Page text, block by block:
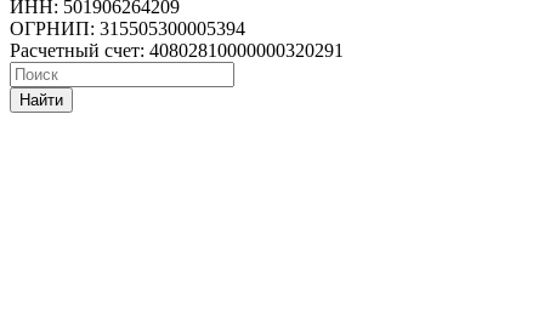
ИНН: 501906264209
ОГРНИП: 315505300005394
Расчетный счет: 40802810000000320291
Найти